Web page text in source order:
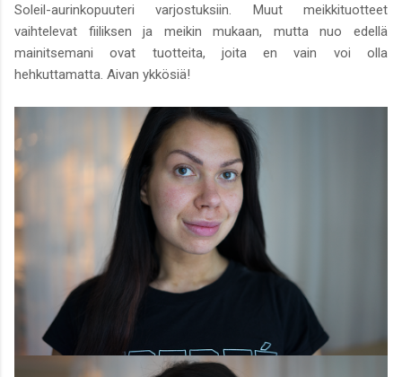
Soleil-aurinkopuuteri varjostuksiin. Muut meikkituotteet
vaihtelevat fiiliksen ja meikin mukaan, mutta nuo edellä
mainitsemani ovat tuotteita, joita en vain voi olla
hehkuttamatta. Aivan ykkösiä!